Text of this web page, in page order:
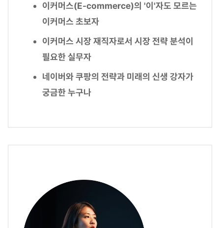
이커머스(E-commerce)의 '이'자도 모르는
이커머스 초보자
이커머스 시장 재직자로서 시장 전략 분석이
필요한 실무자
네이버와 쿠팡의 전략과 미래의 신생 강자가
궁금한 누구나